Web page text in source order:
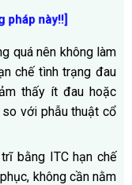
pháp này!!]
quá nên không làm
chế tình trạng đau
thấy ít đau hoặc
với phẫu thuật cổ
bằng ITC hạn chế
không cần nằm